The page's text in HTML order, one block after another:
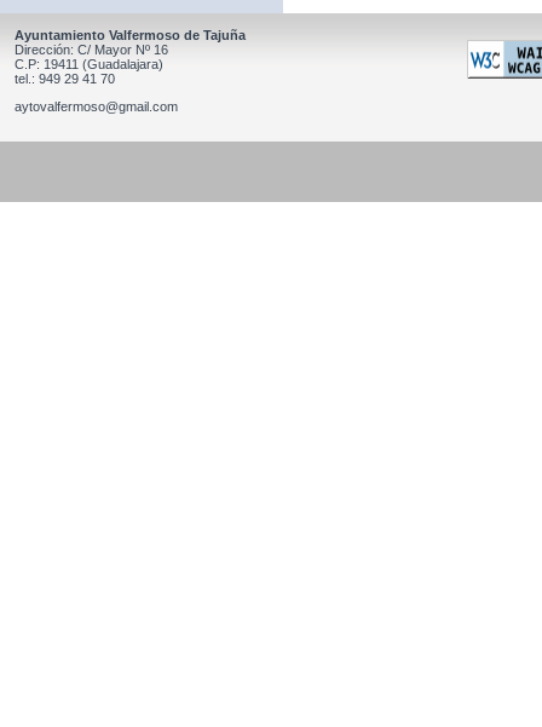
Ayuntamiento Valfermoso de Tajuña
Dirección: C/ Mayor Nº 16
C.P: 19411 (Guadalajara)
tel.: 949 29 41 70
aytovalfermoso@gmail.com